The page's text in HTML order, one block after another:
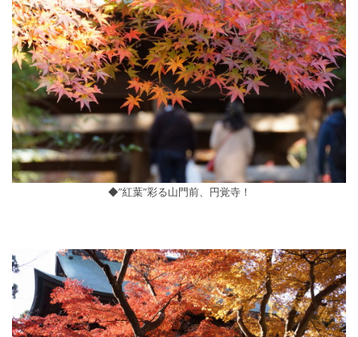
◆”紅葉”彩る山門前、円覚寺！